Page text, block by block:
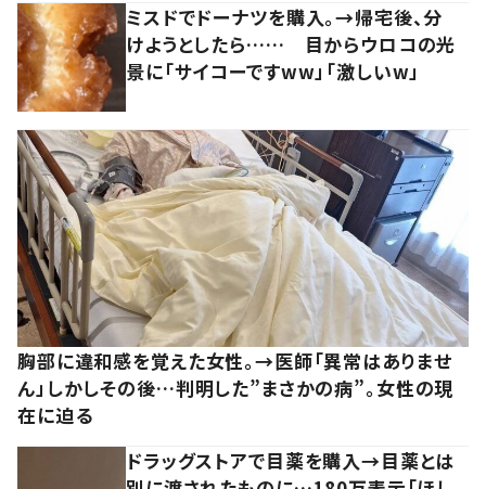
ミスドでドーナツを購入。→帰宅後、分
けようとしたら…… 目からウロコの光
景に「サイコーですww」「激しいw」
胸部に違和感を覚えた女性。→医師「異常はありませ
ん」しかしその後…判明した”まさかの病”。女性の現
在に迫る
ドラッグストアで目薬を購入→目薬とは